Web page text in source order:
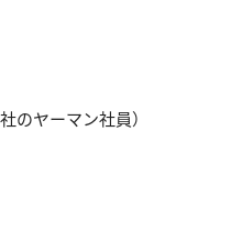
のヤーマン社員）